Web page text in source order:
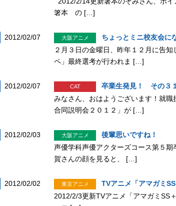
箸本 の […]
2012/02/07 大阪アニメ
ちょっとミニ校友会に
２月３日の金曜日、昨年１２月に告
ペ」最終選考が行われま […]
2012/02/07 CAT
卒業生発見！ その３
みなさん、おはようございます！就
合同説明会２０１２」が […]
2012/02/03 大阪アニメ
後輩思いですね！
声優学科声優アクターズコース第５
賀さんの顔を見ると、 […]
2012/02/02 東京アニメ
TVアニメ「アマガミ
2012/2/3更新TVアニメ「アマガミSS